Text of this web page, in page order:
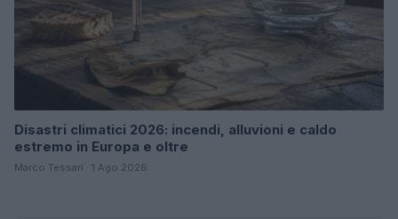
Disastri climatici 2026: incendi, alluvioni e caldo
estremo in Europa e oltre
Marco Tessari · 1 Ago 2026